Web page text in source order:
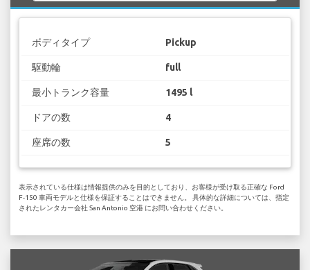
ボディタイプ Pickup
駆動輪 full
最小トランク容量 1495 l
ドアの数 4
座席の数 5
表示されている仕様は情報提供のみを目的としており、お客様が受け取る正確な Ford
F-150 車両モデルと仕様を保証することはできません。 具体的な詳細については、指定
されたレンタカー会社 San Antonio 空港 にお問い合わせください。